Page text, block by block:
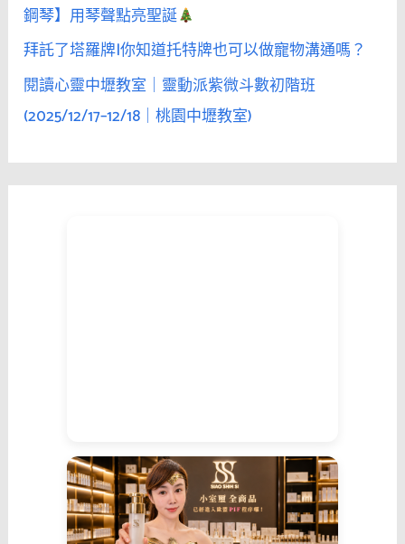
鋼琴】用琴聲點亮聖誕
拜託了塔羅牌|你知道托特牌也可以做寵物溝通嗎？
閱讀心靈中壢教室｜靈動派紫微斗數初階班
(2025/12/17–12/18｜桃園中壢教室)